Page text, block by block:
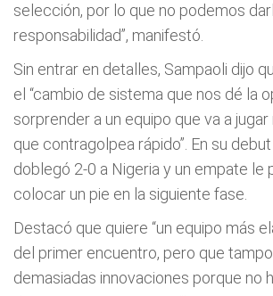
selección, por lo que no podemos
responsabilidad”, manifestó.
Sin entrar en detalles, Sampaoli dijo
el “cambio de sistema que nos dé la
sorprender a un equipo que va a
que contragolpea rápido”. En su
doblegó 2-0 a Nigeria y un empate le
colocar un pie en la siguiente fase.
Destacó que quiere “un equipo más
del primer encuentro, pero que
demasiadas innovaciones porque no